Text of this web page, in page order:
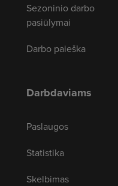
Sezoninio darbo
pasiūlymai
Darbo paieška
Darbdaviams
Paslaugos
Statistika
Skelbimas